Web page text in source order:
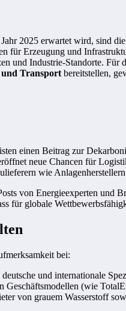
2025 erwartet wird, sind
für Erzeugung und
und Industrie-Standorte.
Transport bereitstellen,
einen Beitrag zur
neue Chancen für
wie
von Energieexperten und
für globale
bei:
und internationale
Geschäftsmodellen (wie
von grauem Wasserstoff